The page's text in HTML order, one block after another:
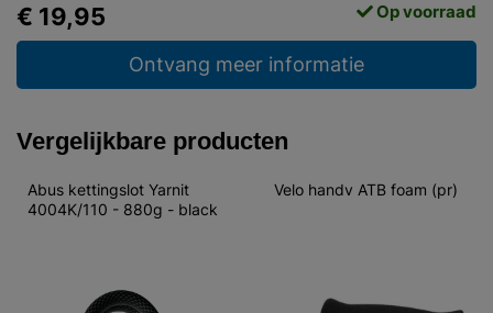
€ 19,95 Op voorraad
Ontvang meer informatie
Vergelijkbare producten
Abus kettingslot Yarnit
4004K/110 - 880g - black
Velo handv ATB foam (pr)